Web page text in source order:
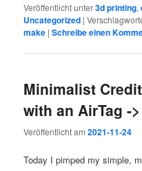
Veröffentlicht unter3d printing,
Uncategorized |
make |Schreibe einen
Minimalist
with an AirTag -
Veröffentlicht am2021-11-24
Today I pimped my simple,